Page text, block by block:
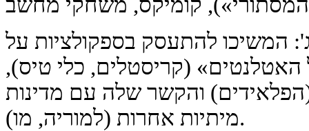
המשיכו להתעסק בספקולציות על
האטלנטים» (קריסטלים, כלי טיס),
והקשר שלה עם מדינות
מיתיות אחרות (למוריה, מו).